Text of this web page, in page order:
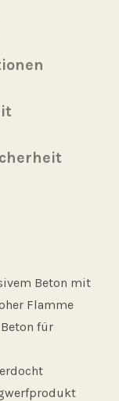
Beton mit
Flamme
für